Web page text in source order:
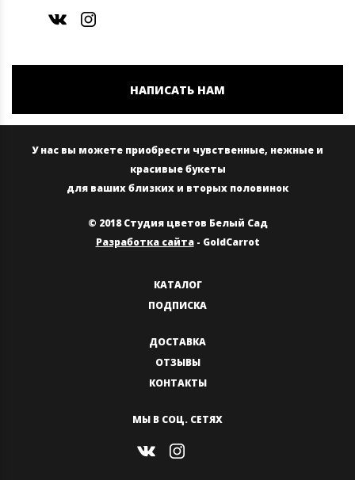
НАПИСАТЬ НАМ
У нас вы можете приобрести чувственные, нежные и
красивые букеты
для ваших близких и вторых половинок
© 2018 Студия цветов Белый Сад
Разработка сайта- GoldCarrot
КАТАЛОГ
ПОДПИСКА
ДОСТАВКА
ОТЗЫВЫ
КОНТАКТЫ
МЫ В СОЦ. СЕТЯХ